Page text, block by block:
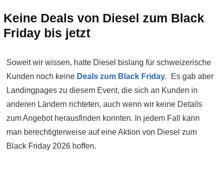
Keine Deals von Diesel zum Black
Friday bis jetzt
Soweit wir wissen, hatte Diesel bislang für schweizerische
Kunden noch keine Deals zum Black Friday. Es gab aber
Landingpages zu diesem Event, die sich an Kunden in
anderen Ländern richteten, auch wenn wir keine Details
zum Angebot herausfinden konnten. In jedem Fall kann
man berechtigterweise auf eine Aktion von Diesel zum
Black Friday 2026 hoffen.